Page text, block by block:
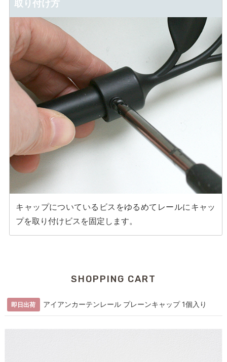
取り付け方
キャップについているビスをゆるめてレールにキャッ
プを取り付けビスを固定します。
SHOPPING CART
即日出荷 アイアンカーテンレール プレーンキャップ 1個入り